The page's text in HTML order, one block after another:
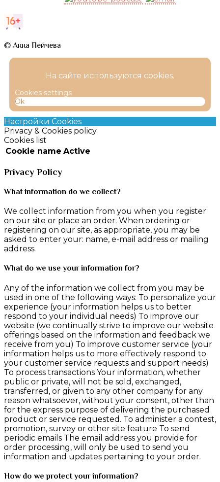
© Анна Пейчева
На сайте используются cookies.
Cookies settings
Ok
Настройки Cookies
Privacy & Cookies policy
Cookies list
Cookie name Active
Privacy Policy
What information do we collect?
We collect information from you when you register
on our site or place an order. When ordering or
registering on our site, as appropriate, you may be
asked to enter your: name, e-mail address or mailing
address.
What do we use your information for?
Any of the information we collect from you may be
used in one of the following ways: To personalize your
experience (your information helps us to better
respond to your individual needs) To improve our
website (we continually strive to improve our website
offerings based on the information and feedback we
receive from you) To improve customer service (your
information helps us to more effectively respond to
your customer service requests and support needs)
To process transactions Your information, whether
public or private, will not be sold, exchanged,
transferred, or given to any other company for any
reason whatsoever, without your consent, other than
for the express purpose of delivering the purchased
product or service requested. To administer a contest,
promotion, survey or other site feature To send
periodic emails The email address you provide for
order processing, will only be used to send you
information and updates pertaining to your order.
How do we protect your information?